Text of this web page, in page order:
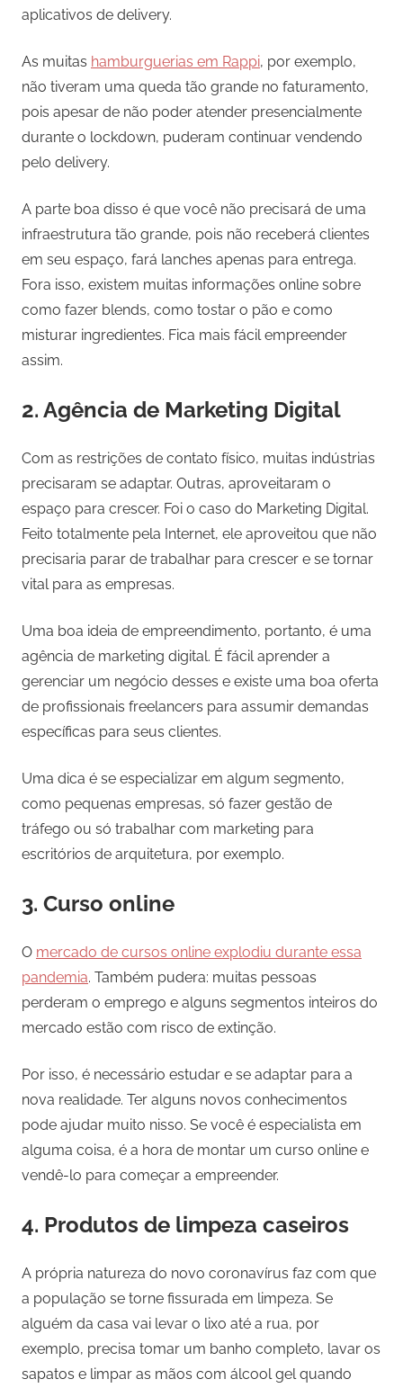
aplicativos de delivery.
As muitas hamburguerias em Rappi, por exemplo,
não tiveram uma queda tão grande no faturamento,
pois apesar de não poder atender presencialmente
durante o lockdown, puderam continuar vendendo
pelo delivery.
A parte boa disso é que você não precisará de uma
infraestrutura tão grande, pois não receberá clientes
em seu espaço, fará lanches apenas para entrega.
Fora isso, existem muitas informações online sobre
como fazer blends, como tostar o pão e como
misturar ingredientes. Fica mais fácil empreender
assim.
2. Agência de Marketing Digital
Com as restrições de contato físico, muitas indústrias
precisaram se adaptar. Outras, aproveitaram o
espaço para crescer. Foi o caso do Marketing Digital.
Feito totalmente pela Internet, ele aproveitou que não
precisaria parar de trabalhar para crescer e se tornar
vital para as empresas.
Uma boa ideia de empreendimento, portanto, é uma
agência de marketing digital. É fácil aprender a
gerenciar um negócio desses e existe uma boa oferta
de profissionais freelancers para assumir demandas
específicas para seus clientes.
Uma dica é se especializar em algum segmento,
como pequenas empresas, só fazer gestão de
tráfego ou só trabalhar com marketing para
escritórios de arquitetura, por exemplo.
3. Curso online
O mercado de cursos online explodiu durante essa
pandemia. Também pudera: muitas pessoas
perderam o emprego e alguns segmentos inteiros do
mercado estão com risco de extinção.
Por isso, é necessário estudar e se adaptar para a
nova realidade. Ter alguns novos conhecimentos
pode ajudar muito nisso. Se você é especialista em
alguma coisa, é a hora de montar um curso online e
vendê-lo para começar a empreender.
4. Produtos de limpeza caseiros
A própria natureza do novo coronavírus faz com que
a população se torne fissurada em limpeza. Se
alguém da casa vai levar o lixo até a rua, por
exemplo, precisa tomar um banho completo, lavar os
sapatos e limpar as mãos com álcool gel quando